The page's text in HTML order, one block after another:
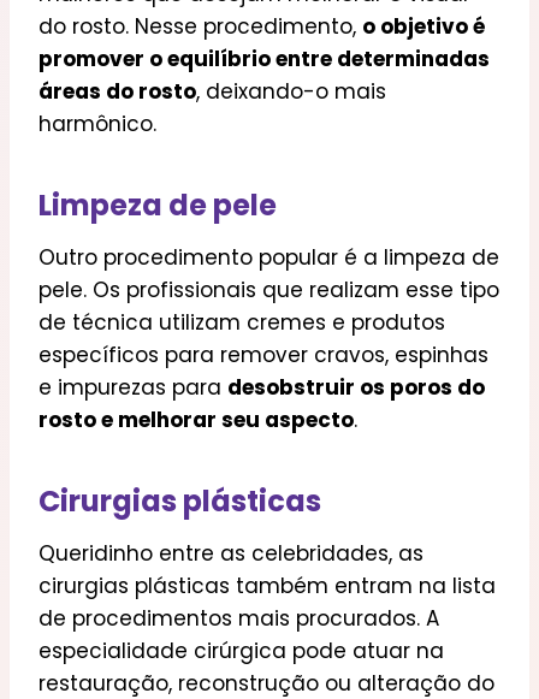
do rosto. Nesse procedimento, o objetivo é
promover o equilíbrio entre determinadas
áreas do rosto, deixando-o mais
harmônico.
Limpeza de pele
Outro procedimento popular é a limpeza de
pele. Os profissionais que realizam esse tipo
de técnica utilizam cremes e produtos
específicos para remover cravos, espinhas
e impurezas para desobstruir os poros do
rosto e melhorar seu aspecto.
Cirurgias plásticas
Queridinho entre as celebridades, as
cirurgias plásticas também entram na lista
de procedimentos mais procurados. A
especialidade cirúrgica pode atuar na
restauração, reconstrução ou alteração do